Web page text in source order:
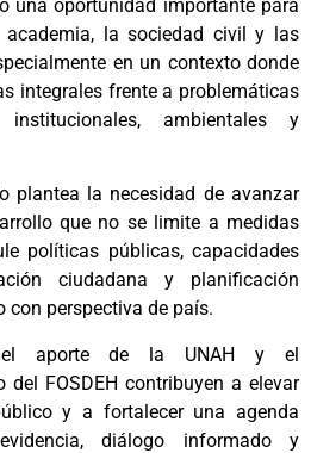
una oportunidad importante para
la sociedad civil y las
en un contexto donde
integrales frente a problemáticas
institucionales, ambientales y
plantea la necesidad de avanzar
que no se limite a medidas
políticas públicas, capacidades
ciudadana y planificación
con perspectiva de país.
el aporte de la UNAH y el
FOSDEH contribuyen a elevar
y a fortalecer una agenda
diálogo informado y